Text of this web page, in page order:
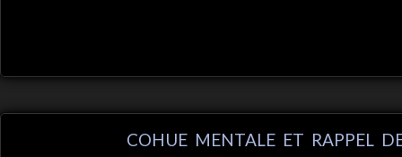
COHUE MENTALE ET RAPPEL